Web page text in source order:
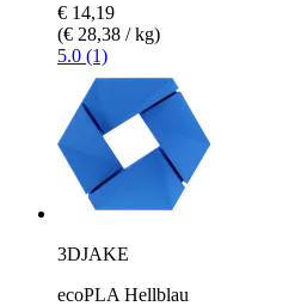
€ 14,19
(€ 28,38 / kg)
5.0 (1)
3DJAKE
ecoPLA Hellblau